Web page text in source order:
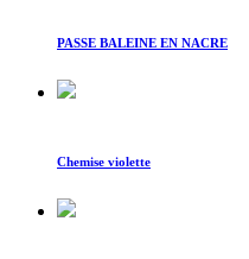
PASSE BALEINE EN NACRE
Chemise violette